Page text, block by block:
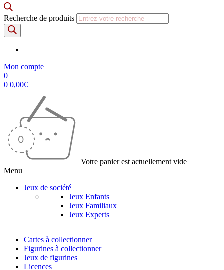
Recherche de produits
Mon compte
0
0 0,00€
Votre panier est actuellement vide
Menu
Jeux de société
Jeux Enfants
Jeux Familiaux
Jeux Experts
Cartes à collectionner
Figurines à collectionner
Jeux de figurines
Licences